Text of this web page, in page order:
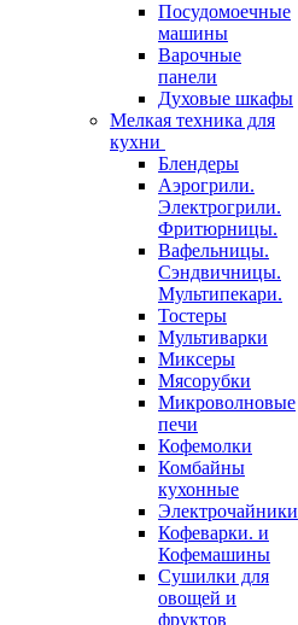
Посудомоечные
машины
Варочные
панели
Духовые шкафы
Мелкая техника для
кухни
Блендеры
Аэрогрили.
Электрогрили.
Фритюрницы.
Вафельницы.
Сэндвичницы.
Мультипекари.
Тостеры
Мультиварки
Миксеры
Мясорубки
Микроволновые
печи
Кофемолки
Комбайны
кухонные
Электрочайники
Кофеварки. и
Кофемашины
Сушилки для
овощей и
фруктов